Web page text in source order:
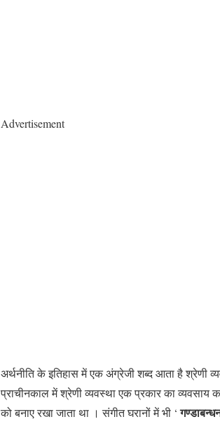
Advertisement
अर्थनीति के इतिहास में एक अंग्रेजी शब्द आता है श्रेणी
प्राचीनकाल में श्रेणी व्यवस्था एक प्रकार का व्यवसाय
को बनाए रखा जाता था । संगीत घरानों में भी ‘